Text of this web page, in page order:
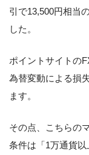
引で13,500円相当
した。
ポイントサイトの
為替変動による損
ます。
その点、こちらの
条件は「1万通貨